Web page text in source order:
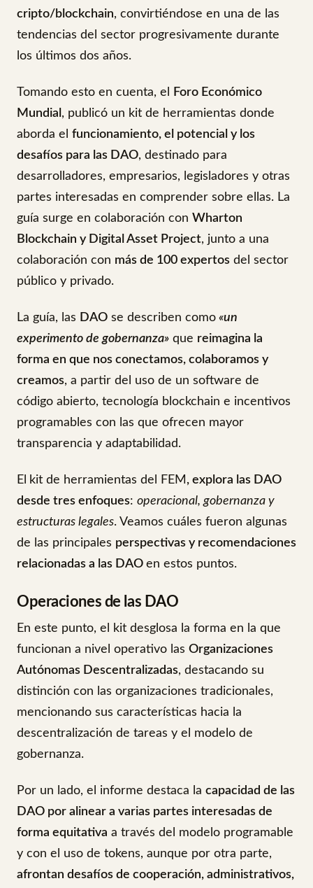
cripto/blockchain, convirtiéndose en una de las
tendencias del sector progresivamente durante
los últimos dos años.
Tomando esto en cuenta, el
Foro Económico
Mundial , publicó un kit de herramientas donde
aborda el funcionamiento, el potencial y los
desafíos para las DAO, destinado para
desarrolladores, empresarios, legisladores y otras
partes interesadas en comprender sobre ellas. La
guía surge en colaboración con Wharton
Blockchain y Digital Asset Project, junto a una
colaboración con más de 100 expertos del sector
público y privado.
La guía, las DAO se describen como «un
experimento de gobernanza» que reimagina la
forma en que nos conectamos, colaboramos y
creamos, a partir del uso de un software de
código abierto, tecnología blockchain e incentivos
programables con las que ofrecen mayor
transparencia y adaptabilidad.
El kit de herramientas del FEM , explora las DAO
desde tres enfoques: operacional, gobernanza y
estructuras legales. Veamos cuáles fueron algunas
de las principales perspectivas y recomendaciones
relacionadas a las DAO en estos puntos.
Operaciones de las DAO
En este punto, el kit desglosa la forma en la que
funcionan a nivel operativo las Organizaciones
Autónomas Descentralizadas, destacando su
distinción con las organizaciones tradicionales,
mencionando sus características hacia la
descentralización de tareas y el modelo de
gobernanza.
Por un lado, el informe destaca la capacidad de las
DAO por alinear a varias partes interesadas de
forma equitativa a través del modelo programable
y con el uso de tokens, aunque por otra parte,
afrontan desafíos de cooperación, administrativos,